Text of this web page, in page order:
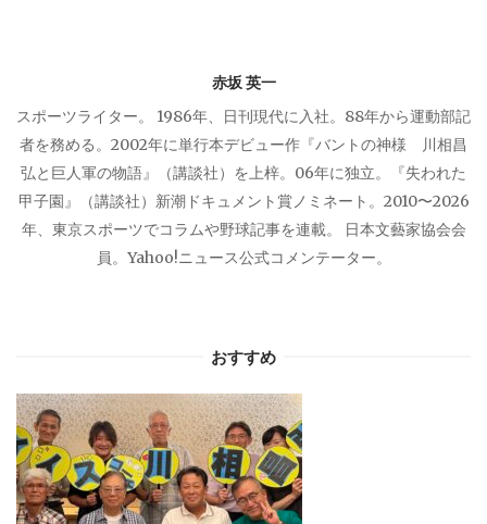
ン
赤坂 英一
スポーツライター。 1986年、日刊現代に入社。88年から運動部記
者を務める。2002年に単行本デビュー作『バントの神様 川相昌
弘と巨人軍の物語』（講談社）を上梓。06年に独立。『失われた
甲子園』（講談社）新潮ドキュメント賞ノミネート。2010〜2026
年、東京スポーツでコラムや野球記事を連載。 日本文藝家協会会
員。Yahoo!ニュース公式コメンテーター。
おすすめ